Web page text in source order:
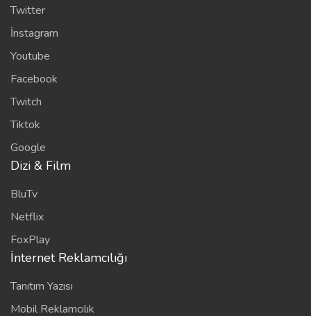
Twitter
İnstagram
Youtube
Facebook
Twitch
Tiktok
Google
Dizi & Film
BluTv
Netflix
FoxPlay
İnternet Reklamcılığı
Tanıtım Yazısı
Mobil Reklamcılık